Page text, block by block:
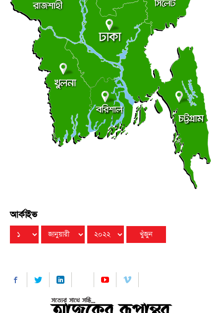
বৃহস্পতিবার ● ৬ আগস্ট ২০২৬
সচিবালয়মুখী মিছিল, জামায়াত জোট পুলিশের মৃদু ধাক্কাধাক্কি
বৃহস্পতিবার ● ৬ আগস্ট ২০২৬
লালমোহনে ফেয়ার ডায়াগনস্টিক সেন্টারের উদ্বোধন
বৃহস্পতিবার ● ৬ আগস্ট ২০২৬
আর্কাইভ